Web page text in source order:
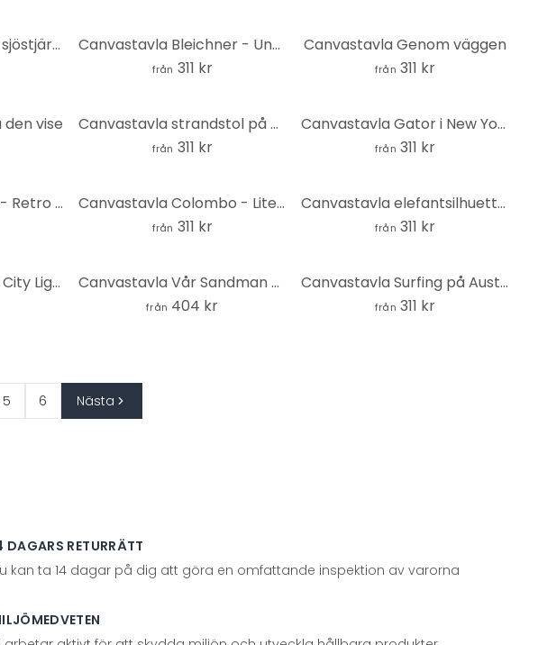
Canvastavla Patrick sjöstjärnan Canvastavla Bleichner - Underbara Lago Maggiore
från 311 kr
Canvastavla Genom väggen
från 311 kr
vise Canvastavla strandstol på Norderney
från 311 kr
Canvastavla Gator i New York City
från 311 kr
Canvastavla Bodart - Retro Eiffeltorn med regnbåge Canvastavla Colombo - Liten by i Dolomiterna
från 311 kr
Canvastavla elefantsilhuetter
från 311 kr
Canvastavla London City Lights Canvastavla Vår Sandman - Sandman på Alexanderplatz
från 404 kr
Canvastavla Surfing på Australiens kust - Rivers
från 311 kr
5 6 Nästa
DAGARS RETURRÄTT
kan ta 14 dagar på dig att göra en omfattande inspektion av varorna